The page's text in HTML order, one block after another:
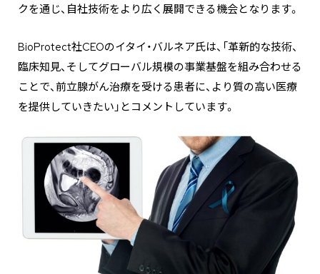
クを通じ、自社技術をより広く展開できる機会となります。
BioProtect社CEOのイタイ・バルネア氏は、「革新的な技術、
臨床知見、そしてグローバル規模の事業基盤を組み合わせる
ことで、前立腺がん治療を受ける患者に、より質の高い医療
を提供していきたい」とコメントしています。